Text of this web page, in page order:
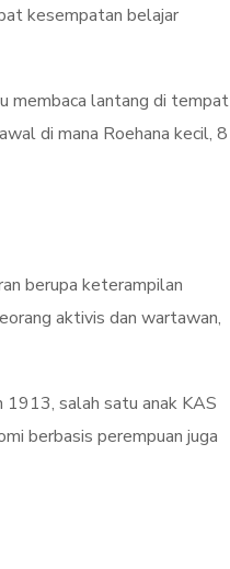
kesempatan belajar
membaca lantang di tempat
di mana Roehana kecil, 8
berupa keterampilan
aktivis dan wartawan,
1913, salah satu anak KAS
berbasis perempuan juga